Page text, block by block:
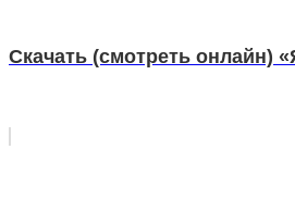
Скачать (смотреть онлайн)